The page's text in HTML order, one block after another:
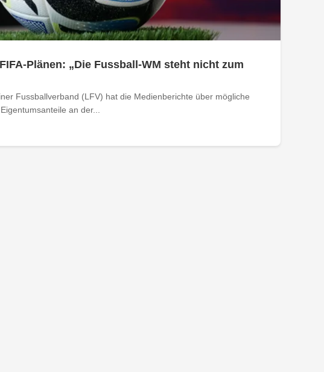
Plänen: „Die Fussball-WM steht nicht zum
Fussballverband (LFV) hat die Medienberichte über mögliche
an der...